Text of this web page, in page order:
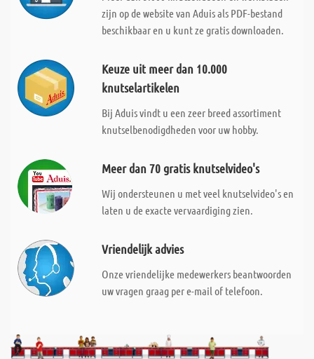
zijn op de website van Aduis als PDF-bestand
beschikbaar en u kunt ze gratis downloaden.
Keuze uit meer dan 10.000
knutselartikelen
Bij Aduis vindt u een zeer breed assortiment
knutselbenodigdheden voor uw hobby.
Meer dan 70 gratis knutselvideo's
Wij ondersteunen u met veel knutselvideo's en
laten u de exacte vervaardiging zien.
Vriendelijk advies
Onze vriendelijke medewerkers beantwoorden
uw vragen graag per e-mail of telefoon.